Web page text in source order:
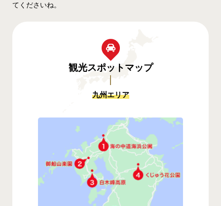
てくださいね。
観光スポットマップ
九州エリア